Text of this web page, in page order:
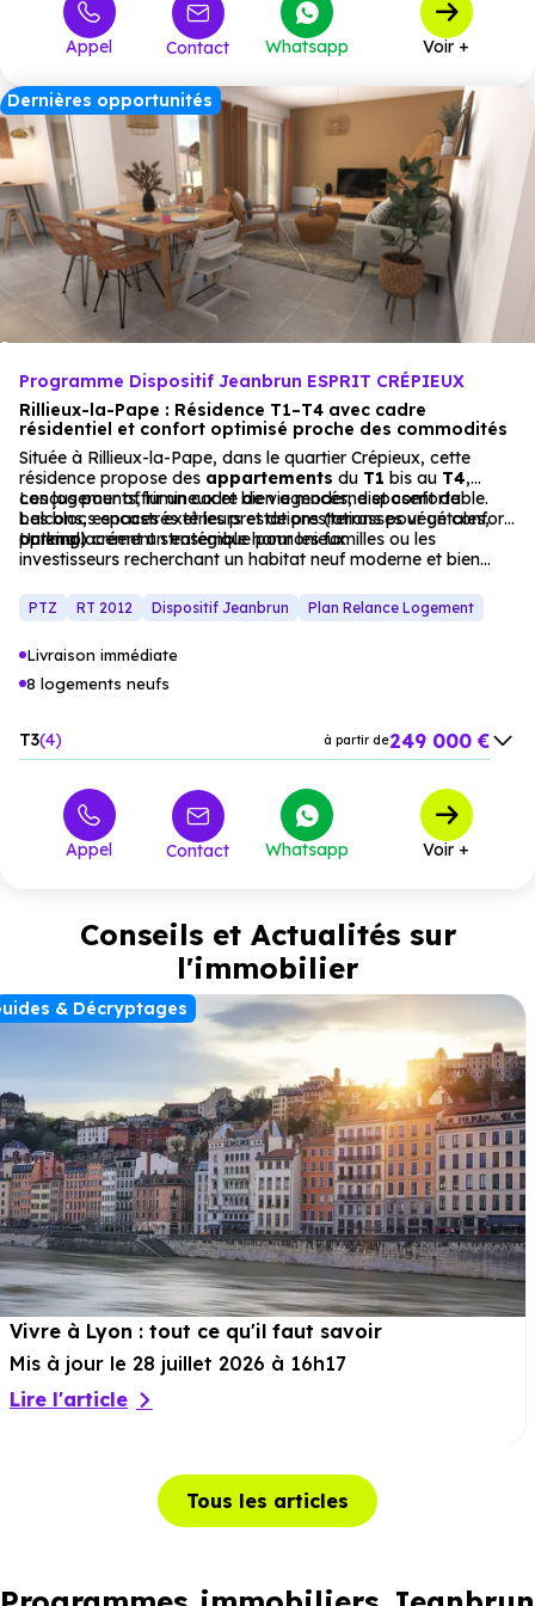
Appel Contact Whatsapp Voir +
Dernières opportunités
Programme Dispositif Jeanbrun ESPRIT CRÉPIEUX
Rillieux-la-Pape : Résidence T1–T4 avec cadre
résidentiel et confort optimisé proche des commodités
Située à Rillieux-la-Pape, dans le quartier Crépieux, cette
résidence propose des appartements du T1 bis au T4,
conçus pour offrir un cadre de vie moderne et confortable.
Les blocs encastrés et les prestations (terrasses végétales,
parking) créent un ensemble harmonieux.
Les logements, lumineux et bien agencés, disposent de
balcons, espaces extérieurs et de prestations pour un confort
optimal.
Un emplacement stratégique pour les familles ou les
investisseurs recherchant un habitat neuf moderne et bien
PTZ RT 2012 Dispositif Jeanbrun Plan Relance Logement
Livraison immédiate
8 logements neufs
T3 4 à partir de249 000 €
Appel Contact Whatsapp Voir +
Conseils et Actualités sur
l'immobilier
& Décryptages
Vivre à Lyon : tout ce qu'il faut savoir
Mis à jour le 28 juillet 2026 à 16h17
Lire l'article
Tous les articles